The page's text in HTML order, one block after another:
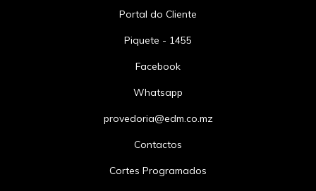
Portal do Cliente
Piquete - 1455
Facebook
Whatsapp
provedoria@edm.co.mz
Contactos
Cortes Programados